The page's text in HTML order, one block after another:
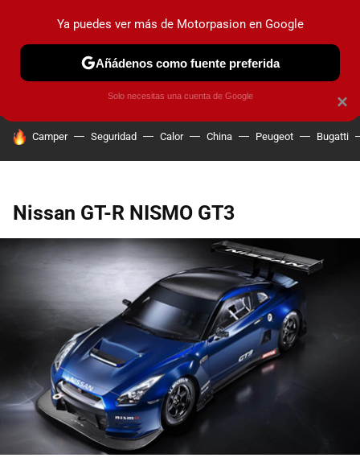
PRUEBAS COCHES ELÉCTRICOS OBSERVATORIO
HOY SE HABLA DE
Camper Seguridad Calor China Peugeot Bugatti
Nissan GT-R NISMO GT3
×
Ya puedes ver más de Motorpasion en Google
Añádenos como fuente preferida
Solo necesitas una cuenta de Google